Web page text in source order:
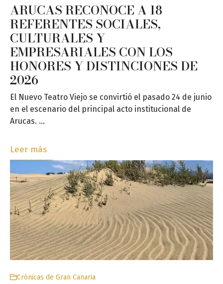
ARUCAS RECONOCE A 18
REFERENTES SOCIALES,
CULTURALES Y
EMPRESARIALES CON LOS
HONORES Y DISTINCIONES DE
2026
El Nuevo Teatro Viejo se convirtió el pasado 24 de junio
en el escenario del principal acto institucional de
Arucas. …
Leer más
Crónicas de Gran Canaria